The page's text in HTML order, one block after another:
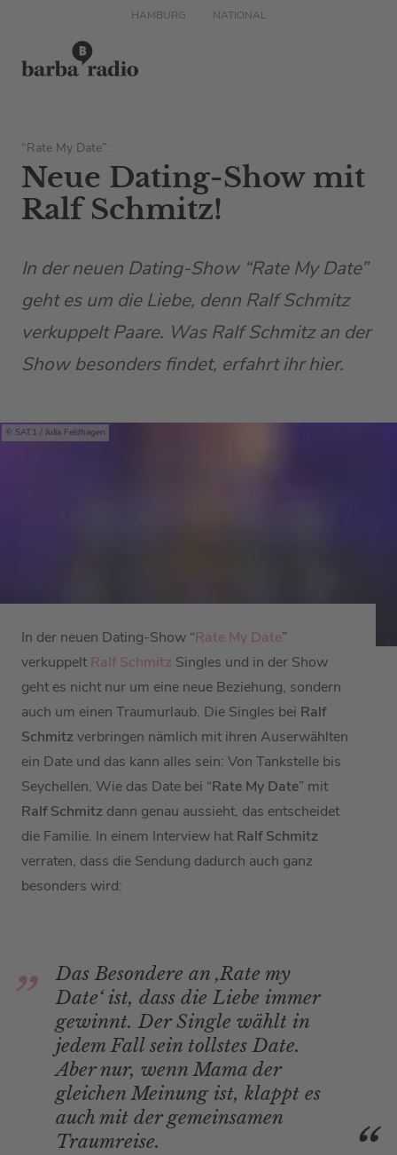
HAMBURG NATIONAL
“Rate My Date”:
Neue Dating-Show mit
Ralf Schmitz!
In der neuen Dating-Show “Rate My Date”
geht es um die Liebe, denn Ralf Schmitz
verkuppelt Paare. Was Ralf Schmitz an der
Show besonders findet, erfahrt ihr hier.
SAT.1 / Julia Feldhagen
In der neuen Dating-Show “Rate My Date”
verkuppelt Ralf Schmitz Singles und in der Show
geht es nicht nur um eine neue Beziehung, sondern
auch um einen Traumurlaub. Die Singles bei Ralf
Schmitzverbringen nämlich mit ihren Auserwählten
ein Date und das kann alles sein: Von Tankstelle bis
Seychellen. Wie das Date bei “Rate My Date” mit
Ralf Schmitz dann genau aussieht, das entscheidet
die Familie. In einem Interview hat Ralf Schmitz
verraten, dass die Sendung dadurch auch ganz
besonders wird:
Das Besondere an ‚Rate my
Date‘ ist, dass die Liebe immer
gewinnt. Der Single wählt in
jedem Fall sein tollstes Date.
Aber nur, wenn Mama der
gleichen Meinung ist, klappt es
auch mit der gemeinsamen
Traumreise.